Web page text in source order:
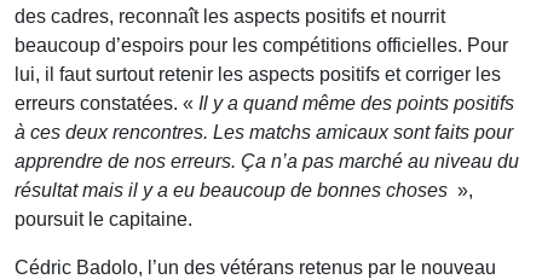
des cadres, reconnaît les aspects positifs et nourrit
beaucoup d’espoirs pour les compétitions officielles. Pour
lui, il faut surtout retenir les aspects positifs et corriger les
erreurs constatées. « Il y a quand même des points positifs
à ces deux rencontres. Les matchs amicaux sont faits pour
apprendre de nos erreurs. Ça n’a pas marché au niveau du
résultat mais il y a eu beaucoup de bonnes choses »,
poursuit le capitaine.
Cédric Badolo, l’un des vétérans retenus par le nouveau